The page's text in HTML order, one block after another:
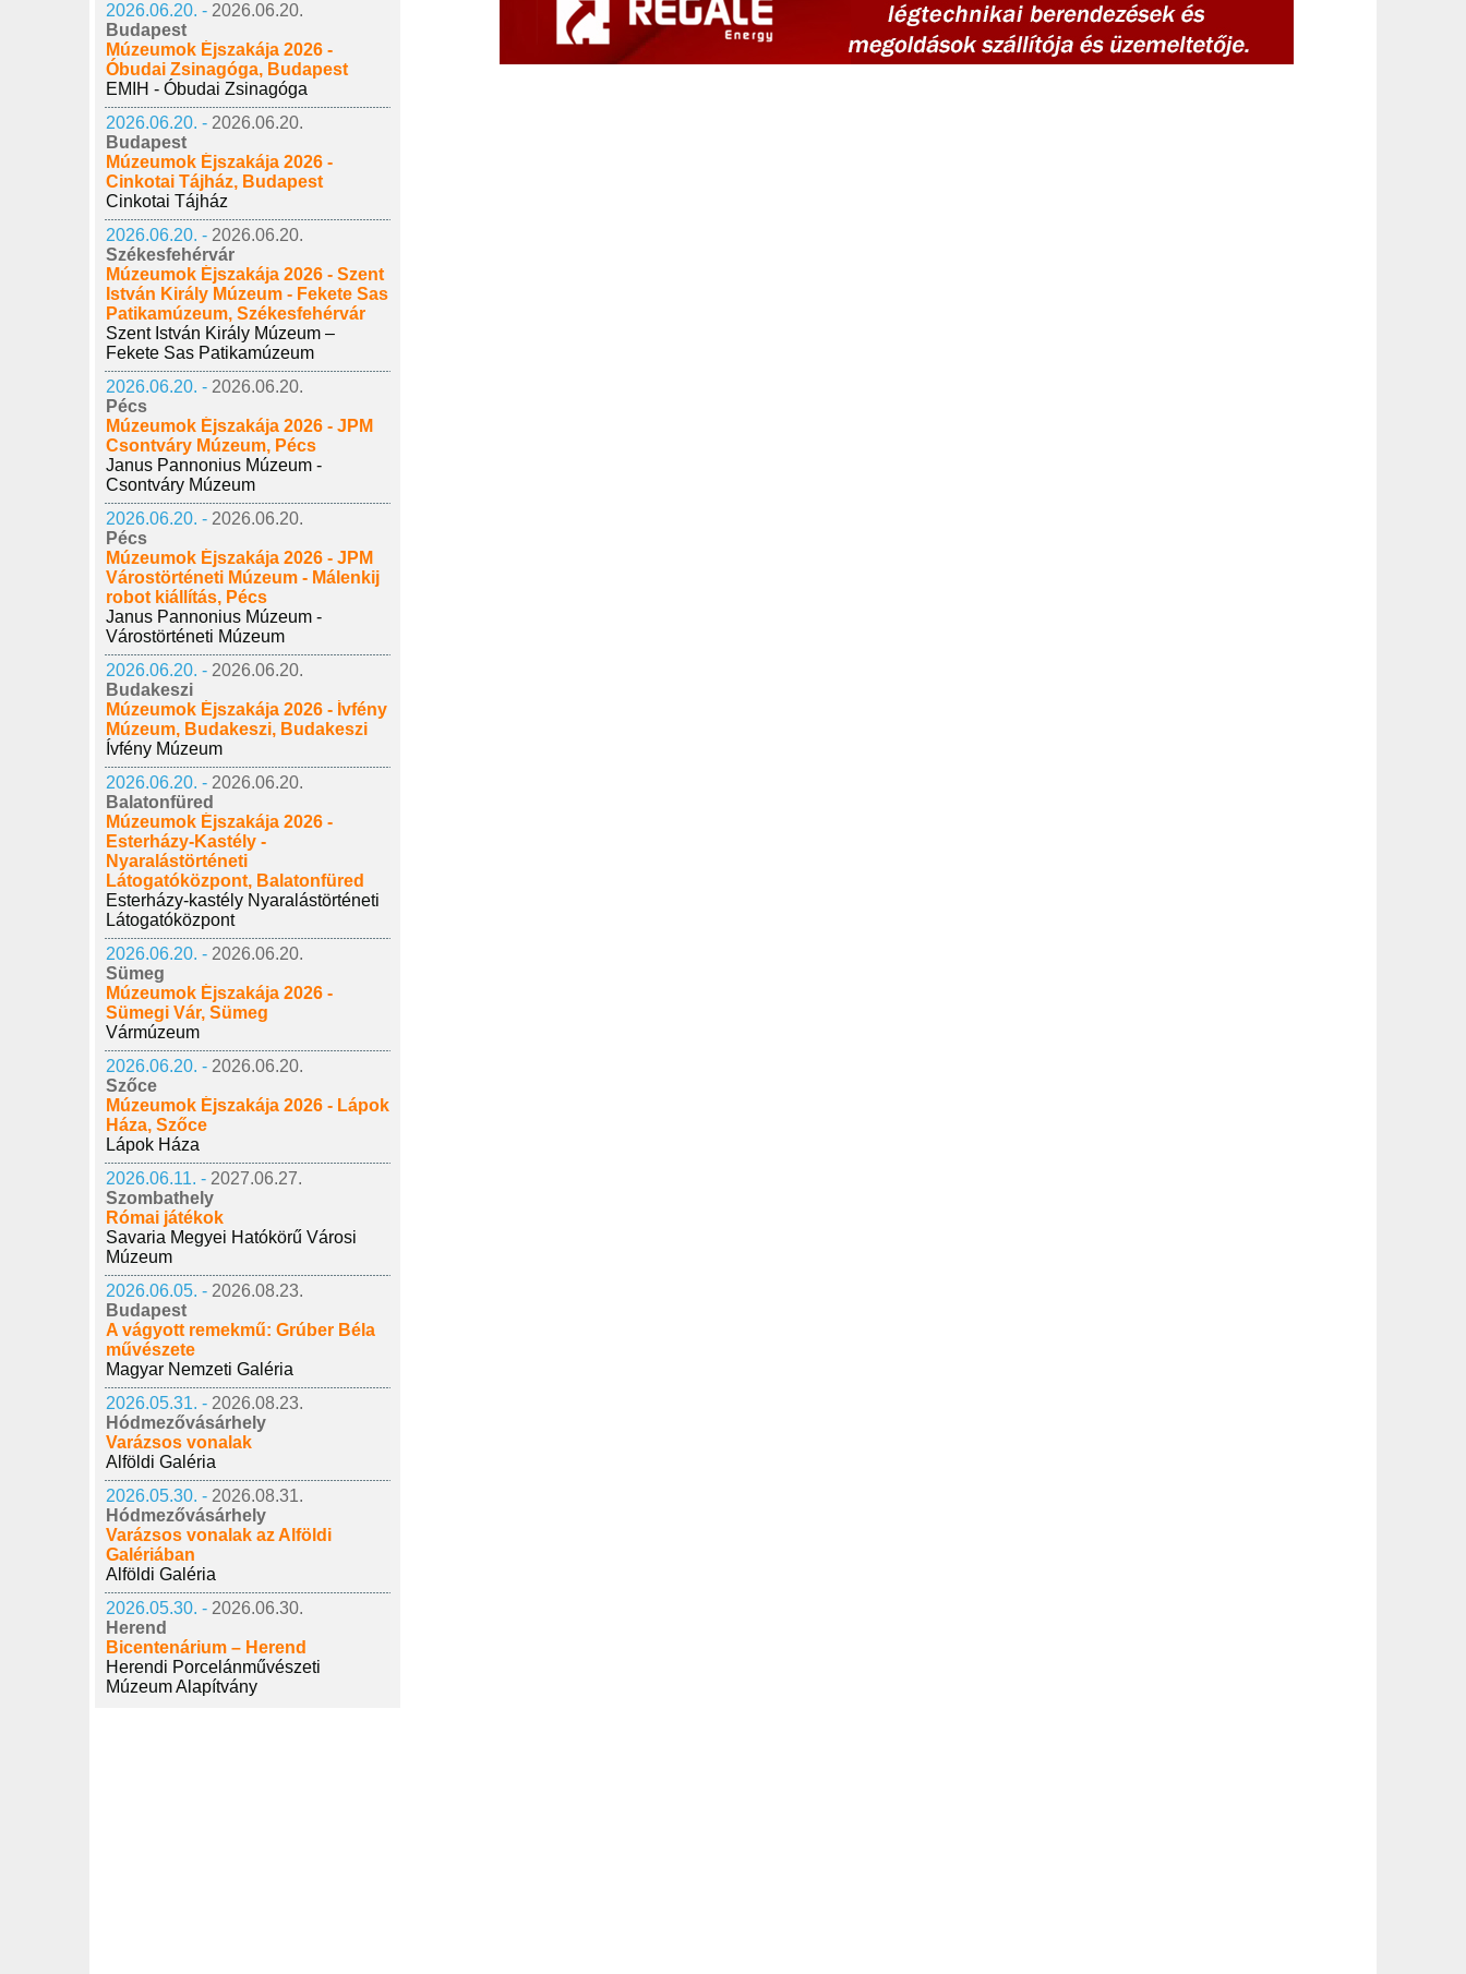
2026.06.20. - 2026.06.20.
Budapest
Múzeumok Éjszakája 2026 -
Óbudai Zsinagóga, Budapest
EMIH - Óbudai Zsinagóga
2026.06.20. - 2026.06.20.
Budapest
Múzeumok Éjszakája 2026 -
Cinkotai Tájház, Budapest
Cinkotai Tájház
2026.06.20. - 2026.06.20.
Székesfehérvár
Múzeumok Éjszakája 2026 - Szent
István Király Múzeum - Fekete Sas
Patikamúzeum, Székesfehérvár
Szent István Király Múzeum –
Fekete Sas Patikamúzeum
2026.06.20. - 2026.06.20.
Pécs
Múzeumok Éjszakája 2026 - JPM
Csontváry Múzeum, Pécs
Janus Pannonius Múzeum -
Csontváry Múzeum
2026.06.20. - 2026.06.20.
Pécs
Múzeumok Éjszakája 2026 - JPM
Várostörténeti Múzeum - Málenkij
robot kiállítás, Pécs
Janus Pannonius Múzeum -
Várostörténeti Múzeum
2026.06.20. - 2026.06.20.
Budakeszi
Múzeumok Éjszakája 2026 - Ívfény
Múzeum, Budakeszi, Budakeszi
Ívfény Múzeum
2026.06.20. - 2026.06.20.
Balatonfüred
Múzeumok Éjszakája 2026 -
Esterházy-Kastély -
Nyaralástörténeti
Látogatóközpont, Balatonfüred
Esterházy-kastély Nyaralástörténeti
Látogatóközpont
2026.06.20. - 2026.06.20.
Sümeg
Múzeumok Éjszakája 2026 -
Sümegi Vár, Sümeg
Vármúzeum
2026.06.20. - 2026.06.20.
Szőce
Múzeumok Éjszakája 2026 - Lápok
Háza, Szőce
Lápok Háza
2026.06.11. - 2027.06.27.
Szombathely
Római játékok
Savaria Megyei Hatókörű Városi
Múzeum
2026.06.05. - 2026.08.23.
Budapest
A vágyott remekmű: Grúber Béla
művészete
Magyar Nemzeti Galéria
2026.05.31. - 2026.08.23.
Hódmezővásárhely
Varázsos vonalak
Alföldi Galéria
2026.05.30. - 2026.08.31.
Hódmezővásárhely
Varázsos vonalak az Alföldi
Galériában
Alföldi Galéria
2026.05.30. - 2026.06.30.
Herend
Bicentenárium – Herend
Herendi Porcelánművészeti
Múzeum Alapítvány